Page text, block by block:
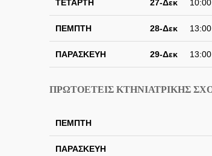
ΤΕΤΑΡΤΗ 27-Δεκ
ΠΕΜΠΤΗ 28-Δεκ
ΠΑΡΑΣΚΕΥΗ 29-Δεκ
ΠΡΩΤΟΕΤΕΙΣ ΚΤΗΝΙΑΤΡΙΚΗΣ
ΠΕΜΠΤΗ
ΠΑΡΑΣΚΕΥΗ